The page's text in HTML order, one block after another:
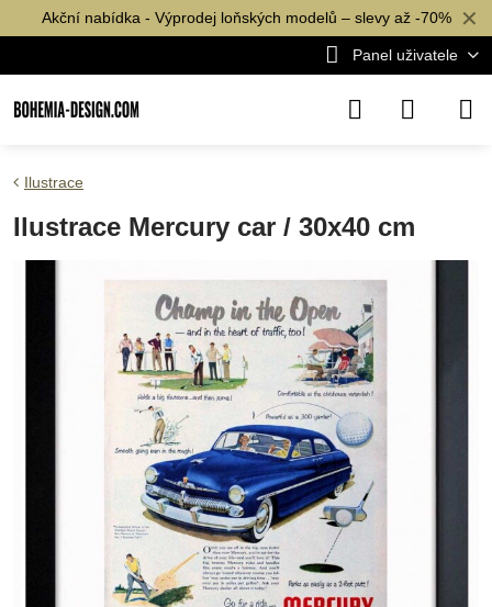
✕
Akční nabídka - Výprodej loňských modelů – slevy až -70%
Panel uživatele
Ilustrace
Ilustrace Mercury car / 30x40 cm